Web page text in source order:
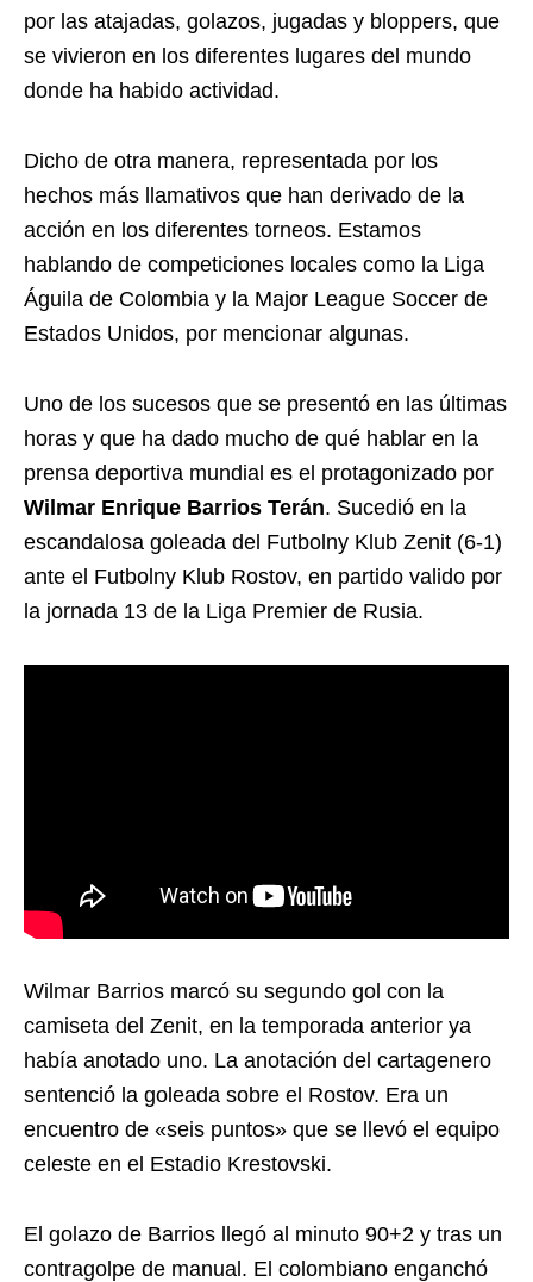
por las atajadas, golazos, jugadas y bloppers, que
se vivieron en los diferentes lugares del mundo
donde ha habido actividad.
Dicho de otra manera, representada por los
hechos más llamativos que han derivado de la
acción en los diferentes torneos. Estamos
hablando de competiciones locales como la Liga
Águila de Colombia y la Major League Soccer de
Estados Unidos, por mencionar algunas.
Uno de los sucesos que se presentó en las últimas
horas y que ha dado mucho de qué hablar en la
prensa deportiva mundial es el protagonizado por
Wilmar Enrique Barrios Terán. Sucedió en la
escandalosa goleada del Futbolny Klub Zenit (6-1)
ante el Futbolny Klub Rostov, en partido valido por
la jornada 13 de la Liga Premier de Rusia.
Wilmar Barrios marcó su segundo gol con la
camiseta del Zenit, en la temporada anterior ya
había anotado uno. La anotación del cartagenero
sentenció la goleada sobre el Rostov. Era un
encuentro de «seis puntos» que se llevó el equipo
celeste en el Estadio Krestovski.
El golazo de Barrios llegó al minuto 90+2 y tras un
contragolpe de manual. El colombiano enganchó